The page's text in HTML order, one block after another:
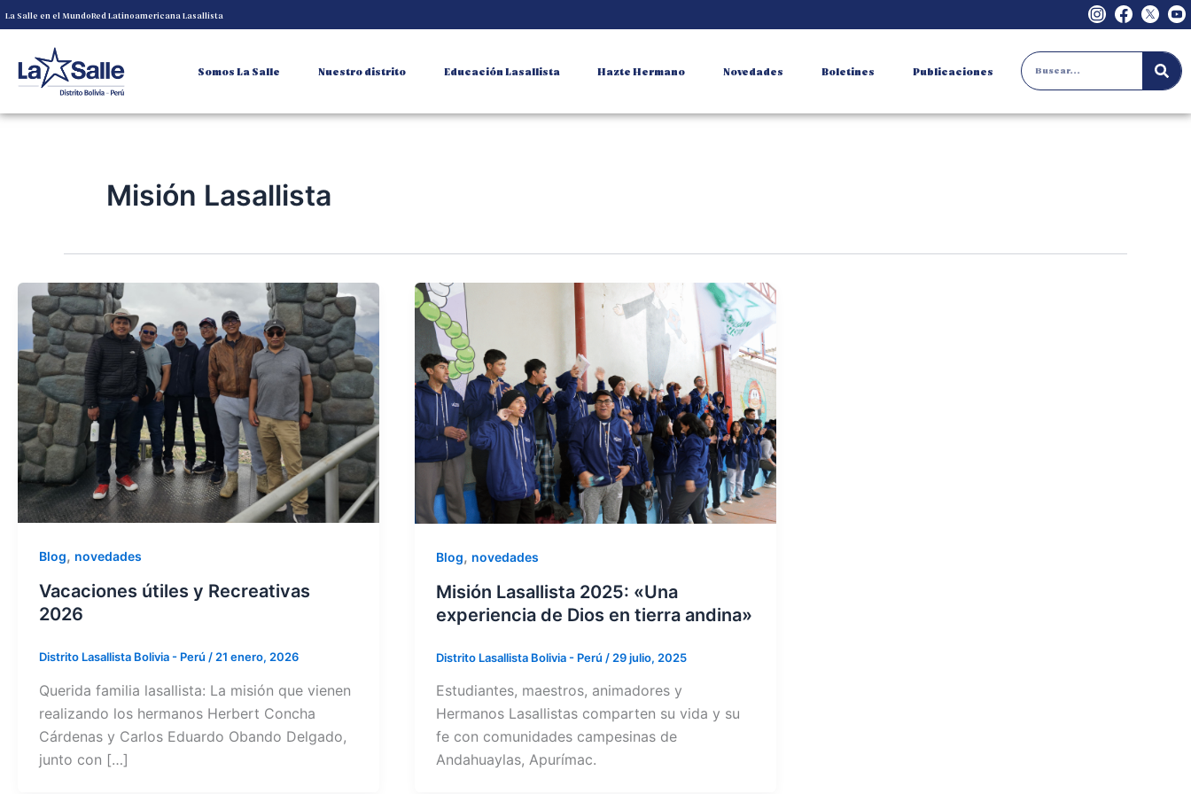
Skip
to
content
La Salle en el MundoRed Latinoamericana Lasallista
Somos La Salle Nuestro distrito Educación Lasallista Hazte Hermano Novedades Boletines Publicaciones
Search
Misión Lasallista
Blog, novedades
Vacaciones útiles y Recreativas
2026
Distrito Lasallista Bolivia - Perú / 21 enero, 2026
Querida familia lasallista: La misión que vienen
realizando los hermanos Herbert Concha
Cárdenas y Carlos Eduardo Obando Delgado,
junto con […]
Blog, novedades
Misión Lasallista 2025: «Una
experiencia de Dios en tierra andina»
Distrito Lasallista Bolivia - Perú / 29 julio, 2025
Estudiantes, maestros, animadores y
Hermanos Lasallistas comparten su vida y su
fe con comunidades campesinas de
Andahuaylas, Apurímac.